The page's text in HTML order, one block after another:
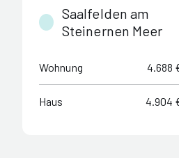
Saalfelden am
Steinernen Meer
Wohnung 4.688
Haus 4.904